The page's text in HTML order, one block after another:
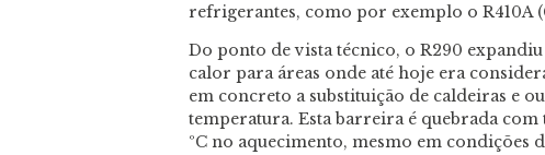
refrigerantes, como por exemplo o R410A
Do ponto de vista técnico, o R290
calor para áreas onde até hoje era
em concreto a substituição de caldeiras e
temperatura. Esta barreira é quebrada
ºC no aquecimento, mesmo em condições